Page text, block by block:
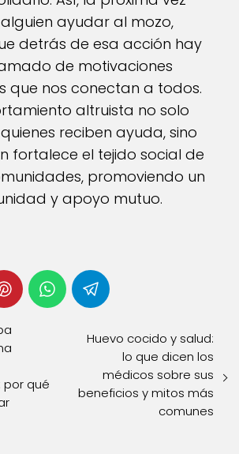
ayudar al mozo,
detrás de esa acción hay
de motivaciones
que nos conectan a todos.
altruista no solo
reciben ayuda, sino
fortalece el tejido social de
promoviendo un
y apoyo mutuo.
qué
Huevo cocido y salud:
lo que dicen los
médicos sobre sus
beneficios y mitos más
comunes